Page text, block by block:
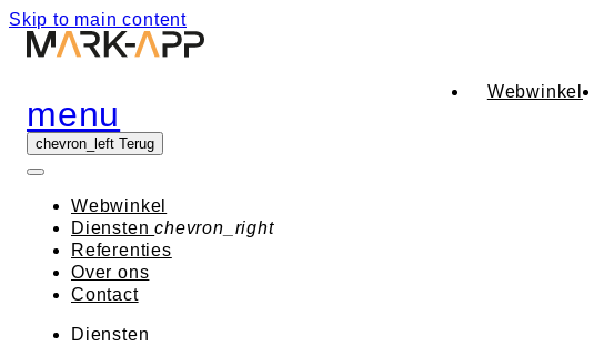
Skip to main content
Webwinkel
menu
chevron_left Terug
Webwinkel
Dienstenchevron_right
Referenties
Over ons
Contact
Diensten